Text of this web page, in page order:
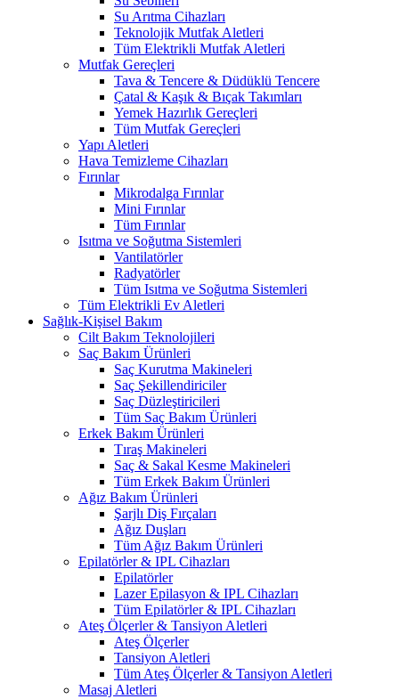
Su Arıtma Cihazları
Teknolojik Mutfak Aletleri
Tüm Elektrikli Mutfak Aletleri
Mutfak Gereçleri
Tava & Tencere & Düdüklü Tencere
Çatal & Kaşık & Bıçak Takımları
Yemek Hazırlık Gereçleri
Tüm Mutfak Gereçleri
Yapı Aletleri
Hava Temizleme Cihazları
Fırınlar
Mikrodalga Fırınlar
Mini Fırınlar
Tüm Fırınlar
Isıtma ve Soğutma Sistemleri
Vantilatörler
Radyatörler
Tüm Isıtma ve Soğutma Sistemleri
Tüm Elektrikli Ev Aletleri
Sağlık-Kişisel Bakım
Cilt Bakım Teknolojileri
Saç Bakım Ürünleri
Saç Kurutma Makineleri
Saç Şekillendiriciler
Saç Düzleştiricileri
Tüm Saç Bakım Ürünleri
Erkek Bakım Ürünleri
Tıraş Makineleri
Saç & Sakal Kesme Makineleri
Tüm Erkek Bakım Ürünleri
Ağız Bakım Ürünleri
Şarjlı Diş Fırçaları
Ağız Duşları
Tüm Ağız Bakım Ürünleri
Epilatörler & IPL Cihazları
Epilatörler
Lazer Epilasyon & IPL Cihazları
Tüm Epilatörler & IPL Cihazları
Ateş Ölçerler & Tansiyon Aletleri
Ateş Ölçerler
Tansiyon Aletleri
Tüm Ateş Ölçerler & Tansiyon Aletleri
Masaj Aletleri